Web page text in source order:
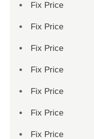
Fix Price
Fix Price
Fix Price
Fix Price
Fix Price
Fix Price
Fix Price